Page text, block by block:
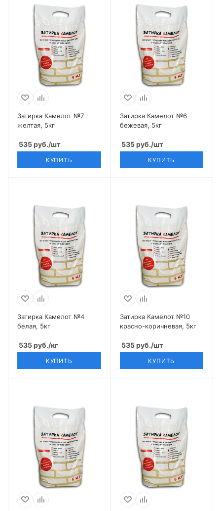
Затирка Камелот №7
желтая, 5кг
535руб./шт
КУПИТЬ
Затирка Камелот №6
бежевая, 5кг
535руб./шт
КУПИТЬ
Затирка Камелот №4
белая, 5кг
535руб./кг
КУПИТЬ
Затирка Камелот №10
красно-коричневая, 5кг
535руб./шт
КУПИТЬ